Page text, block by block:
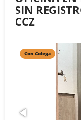
SIN
CCZ
Con Colega